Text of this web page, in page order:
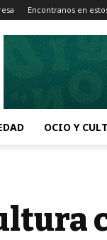
Encontranos en
OCIO Y